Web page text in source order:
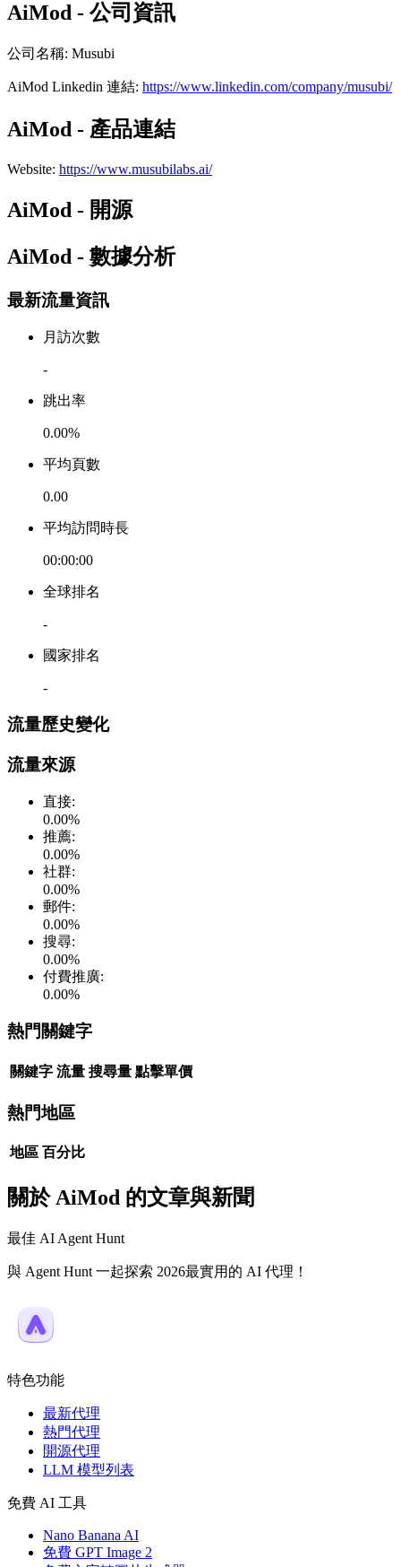
AiMod - 公司資訊
公司名稱: Musubi
AiMod Linkedin 連結: https://www.linkedin.com/company/musubi/
AiMod - 產品連結
Website: https://www.musubilabs.ai/
AiMod - 開源
AiMod - 數據分析
最新流量資訊
月訪次數
-
跳出率
0.00%
平均頁數
0.00
平均訪問時長
00:00:00
全球排名
-
國家排名
-
流量歷史變化
流量來源
直接:
0.00%
推薦:
0.00%
社群:
0.00%
郵件:
0.00%
搜尋:
0.00%
付費推廣:
0.00%
熱門關鍵字
關鍵字 流量 搜尋量 點擊單價
熱門地區
地區 百分比
關於 AiMod 的文章與新聞
最佳 AI Agent Hunt
與 Agent Hunt 一起探索 2026最實用的 AI 代理！
特色功能
最新代理
熱門代理
開源代理
LLM 模型列表
免費 AI 工具
Nano Banana AI
免費 GPT Image 2